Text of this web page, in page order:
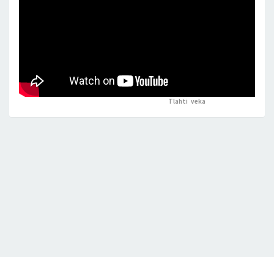
Tlahti ,veka